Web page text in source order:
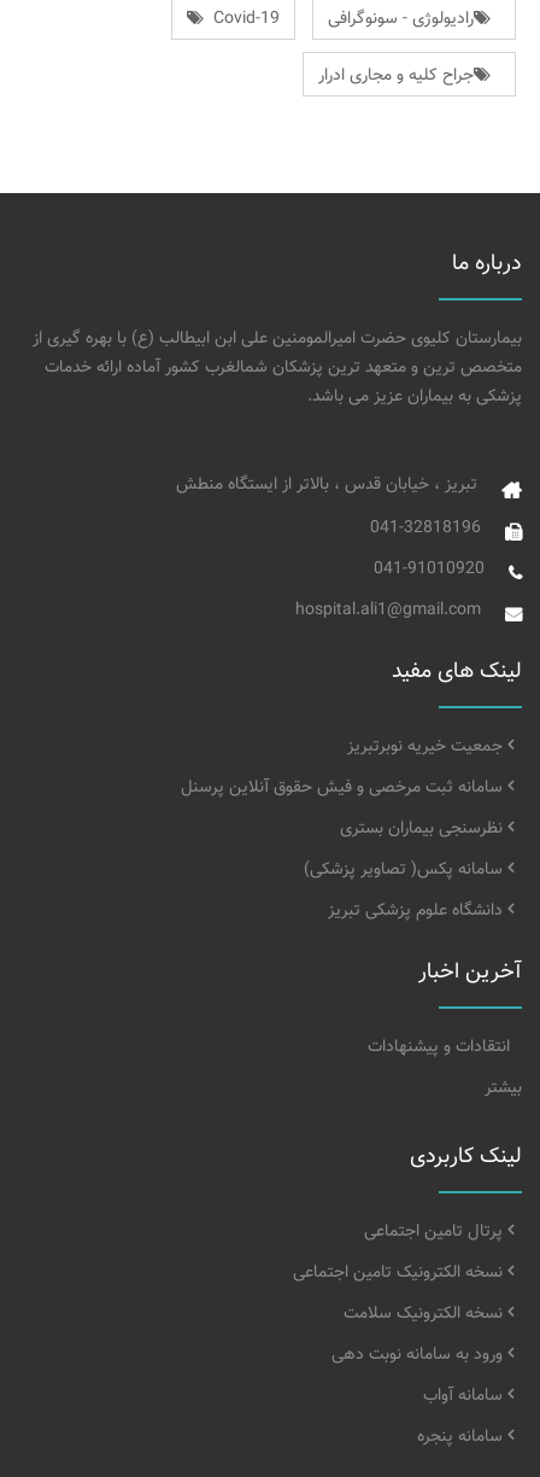
رادیولوژی - سونوگرافی Covid-19
جراح کلیه و مجاری ادرار
درباره ما
بیمارستان کلیوی حضرت امیرالمومنین علی ابن ابیطالب (ع) با بهره گیری از
متخصص ترین و متعهد ترین پزشکان شمالغرب کشور آماده ارائه خدمات
پزشکی به بیماران عزیز می باشد.
تبریز ، خیابان قدس ، بالاتر از ایستگاه منطش
041-32818196
041-91010920
hospital.ali1@gmail.com
لینک های مفید
جمعیت خیریه نوبرتبریز
سامانه ثبت مرخصی و فیش حقوق آنلاین پرسنل
نظرسنجی بیماران بستری
سامانه پکس( تصاویر پزشکی)
دانشگاه علوم پزشکی تبریز
آخرین اخبار
انتقادات و پیشنهادات
بیشتر
لینک کاربردی
پرتال تامین اجتماعی
نسخه الکترونیک تامین اجتماعی
نسخه الکترونیک سلامت
ورود به سامانه نوبت دهی
سامانه آواب
سامانه پنجره